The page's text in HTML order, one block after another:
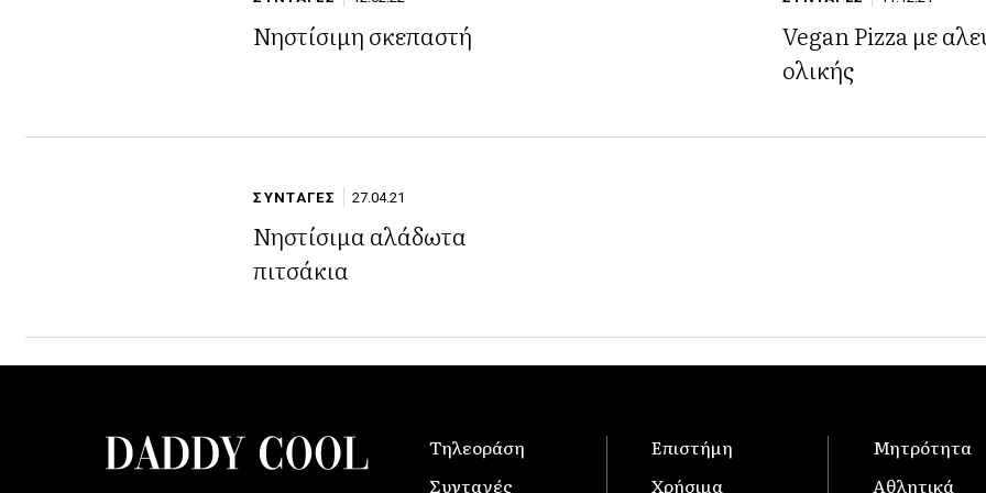
Νηστίσιμη σκεπαστή
Vegan Pizza με
ολικής
ΣΥΝΤΑΓΕΣ 27.04.21
Νηστίσιμα αλάδωτα
πιτσάκια
Τηλεοράση
Συνταγές
Επιστήμη
Χρήσιμα
Μητρότητα
Αθλητικά